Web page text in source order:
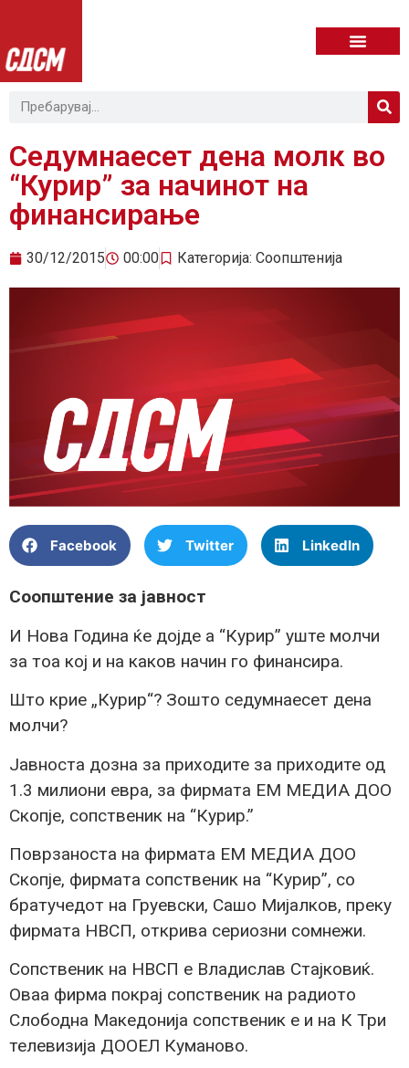
Седумнаесет дена молк во
“Курир” за начинот на
финансирање
30/12/2015 00:00 Категорија: Соопштенија
Facebook Twitter LinkedIn
Соопштение за јавност
И Нова Година ќе дојде а “Курир” уште молчи
за тоа кој и на каков начин го финансира.
Што крие „Курир“? Зошто седумнаесет дена
молчи?
Јавноста дозна за приходите за приходите од
1.3 милиони евра, за фирмата ЕМ МЕДИА ДОО
Скопје, сопственик на “Курир.”
Поврзаноста на фирмата ЕМ МЕДИА ДОО
Скопје, фирмата сопственик на “Курир”, со
братучедот на Груевски, Сашо Мијалков, преку
фирмата НВСП, открива сериозни сомнежи.
Сопственик на НВСП е Владислав Стајковиќ.
Оваа фирма покрај сопственик на радиото
Слободна Македонија сопственик е и на К Три
телевизија ДООЕЛ Куманово.